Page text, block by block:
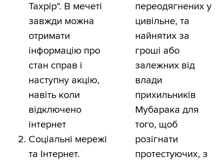
Тахрір". В мечеті
завжди можна
отримати
інформацію про
стан справ і
наступну акцію,
навіть коли
відключено
інтернет
Соціальні мережі
та Інтернет.
переодягнених у
цивільне, та
найнятих за
гроші або
залежних від
влади
прихильників
Мубарака для
того, щоб
розігнати
протестуючих, з